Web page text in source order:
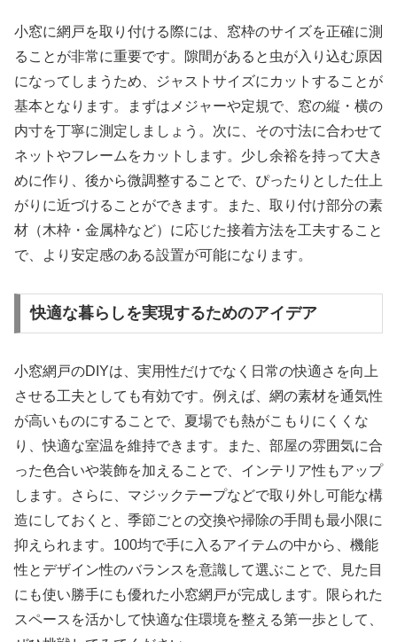
小窓に網戸を取り付ける際には、窓枠のサイズを正確に測
ることが非常に重要です。隙間があると虫が入り込む原因
になってしまうため、ジャストサイズにカットすることが
基本となります。まずはメジャーや定規で、窓の縦・横の
内寸を丁寧に測定しましょう。次に、その寸法に合わせて
ネットやフレームをカットします。少し余裕を持って大き
めに作り、後から微調整することで、ぴったりとした仕上
がりに近づけることができます。また、取り付け部分の素
材（木枠・金属枠など）に応じた接着方法を工夫すること
で、より安定感のある設置が可能になります。
快適な暮らしを実現するためのアイデア
小窓網戸のDIYは、実用性だけでなく日常の快適さを向上
させる工夫としても有効です。例えば、網の素材を通気性
が高いものにすることで、夏場でも熱がこもりにくくな
り、快適な室温を維持できます。また、部屋の雰囲気に合
った色合いや装飾を加えることで、インテリア性もアップ
します。さらに、マジックテープなどで取り外し可能な構
造にしておくと、季節ごとの交換や掃除の手間も最小限に
抑えられます。100均で手に入るアイテムの中から、機能
性とデザイン性のバランスを意識して選ぶことで、見た目
にも使い勝手にも優れた小窓網戸が完成します。限られた
スペースを活かして快適な住環境を整える第一歩として、